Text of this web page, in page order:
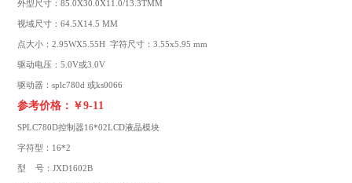
外型尺寸：85.0X30.0X11.0/13.3TMM
视域尺寸：64.5X14.5 MM
点大小：2.95WX5.55H 字符尺寸：3.55x5.95 mm
驱动电压：5.0V或3.0V
驱动器：splc780d 或ks0066
参考价格：￥9-11
SPLC780D控制器16*02LCD液晶模块
字符型：16*2
型 号：JXD1602B